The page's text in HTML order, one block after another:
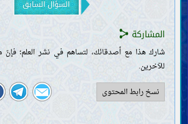
السؤال السابق
المشاركة
شارك هذا مع أصدقائك، لتساهم في نشر العلم؛ فإنّ
للآخرين.
نسخ رابط المحتوى
الكذب والغِيبة والبهتان
السبّ واللعن المذموم
التكبّر
الجزع عند المصيبة
آثار الذنوب
الأحكام
أصول الفقه وقواعده